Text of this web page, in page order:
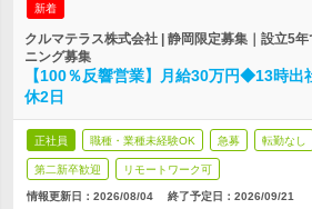
新着
クルマテラス株式会社 | 静岡限定募集｜設立5
ニング募集
【100％反響営業】月給30万円◆13時
休2日
正社員 職種・業種未経験OK 急募 転勤なし
第二新卒歓迎 リモートワーク可
情報更新日：2026/08/04 終了予定日： 2026/09/21